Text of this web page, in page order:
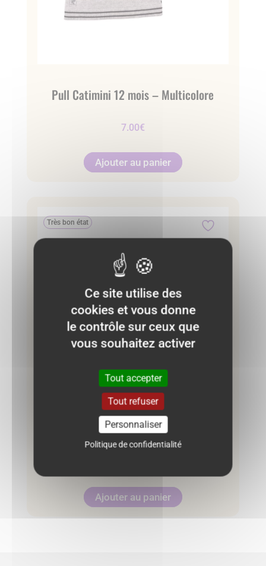
Pull Catimini 12 mois – Multicolore
7.00€
Ajouter au panier
Très bon état
Short Vertbaudet 12 mois – Rose
Ajouter au panier
Ce site utilise des
cookies et vous donne
le contrôle sur ceux que
vous souhaitez activer
Tout accepter
Tout refuser
Personnaliser
Politique de confidentialité